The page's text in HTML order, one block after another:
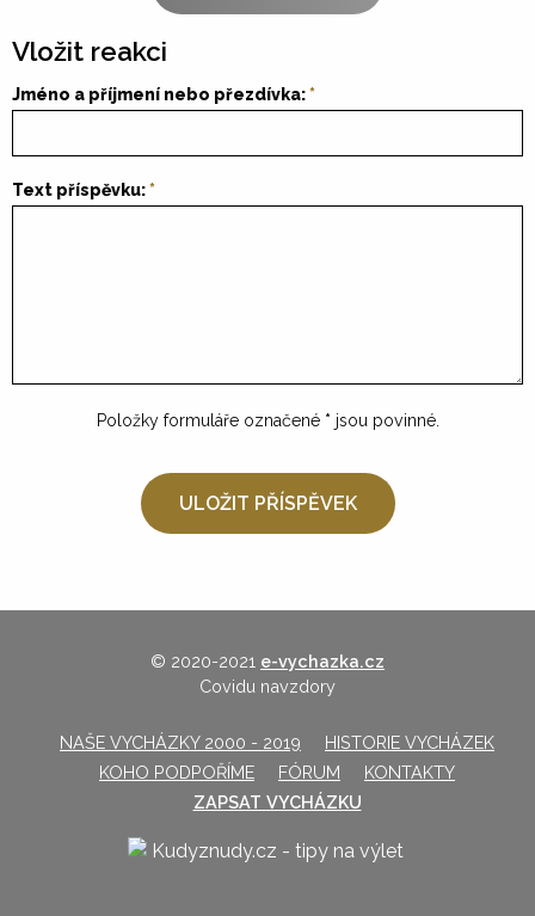
Vložit reakci
Jméno a příjmení nebo přezdívka:
Text příspěvku:
Položky formuláře označené * jsou povinné.
© 2020-2021 e-vychazka.cz
Covidu navzdory
NAŠE VYCHÁZKY 2000 - 2019
HISTORIE VYCHÁZEK
KOHO PODPOŘÍME
FÓRUM
KONTAKTY
ZAPSAT VYCHÁZKU